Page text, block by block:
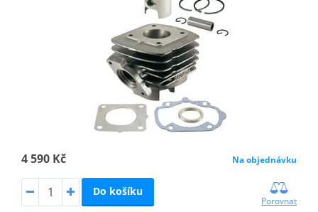
4 590 Kč Na objednávku
Do košíku
Porovnat